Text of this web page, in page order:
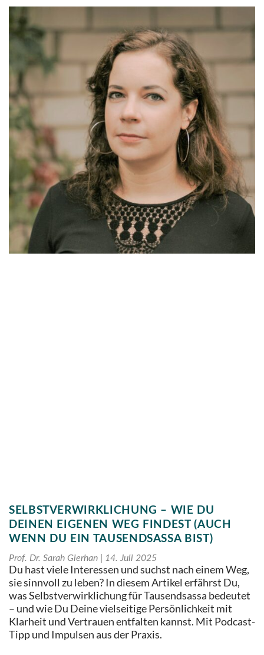
SELBSTVERWIRKLICHUNG – WIE DU
DEINEN EIGENEN WEG FINDEST (AUCH
WENN DU EIN TAUSENDSASSA BIST)
Prof. Dr. Sarah Gierhan 14. Juli 2025
Du hast viele Interessen und suchst nach einem Weg,
sie sinnvoll zu leben? In diesem Artikel erfährst Du,
was Selbstverwirklichung für Tausendsassa bedeutet
– und wie Du Deine vielseitige Persönlichkeit mit
Klarheit und Vertrauen entfalten kannst. Mit Podcast-
Tipp und Impulsen aus der Praxis.